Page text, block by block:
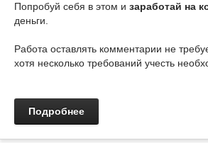
Попробуй себя в этом и заработай на
деньги.
Работа оставлять комментарии не
хотя несколько требований учесть
Подробнее